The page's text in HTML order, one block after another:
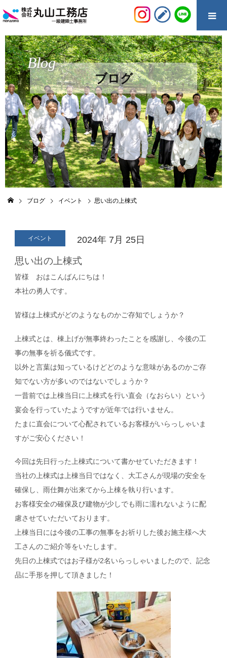
ブログ
Blog
ブログ イベント 思い出の上棟式
2024年 7月 25日
イベント
思い出の上棟式
皆様 おはこんばんにちは！
本社の勇人です。
皆様は上棟式がどのようなものかご存知でしょうか？
上棟式とは、棟上げが無事終わったことを感謝し、今後の工
事の無事を祈る儀式です。
以外と言葉は知っているけどどのような意味があるのかご存
知でない方が多いのではないでしょうか？
一昔前では上棟当日に上棟式を行い直会（なおらい）という
宴会を行っていたようですが近年では行いません。
たまに直会について心配されているお客様がいらっしゃいま
すがご安心ください！
今回は先日行った上棟式について書かせていただきます！
当社の上棟式は上棟当日ではなく、大工さんが現場の安全を
確保し、雨仕舞が出来てから上棟を執り行います。
お客様安全の確保及び建物が少しでも雨に濡れないように配
慮させていただいております。
上棟当日には今後の工事の無事をお祈りした後お施主様へ大
工さんのご紹介等をいたします。
先日の上棟式ではお子様が2名いらっしゃいましたので、記念
品に手形を押して頂きました！